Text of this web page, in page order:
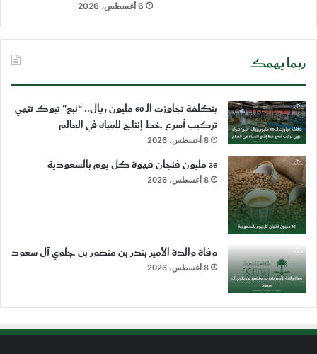
6 أغسطس، 2026
ربما يهمك
بتكلفة تجاوزت الـ 60 مليون ريال.. “نبع” تبوك تنهي
تركيب أسرع خط إنتاج للمياه في العالم
8 أغسطس، 2026
36 مليون فنجان قهوة كل يوم بالسعودية
8 أغسطس، 2026
وفاة والدة الأمير بندر بن منصور بن جلوي آل سعود
8 أغسطس، 2026